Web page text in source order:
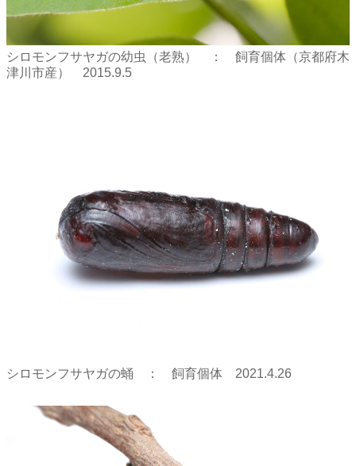
シロモンフサヤガの幼虫（老熟） ： 飼育個体（京都府木
津川市産） 2015.9.5
シロモンフサヤガの蛹 ： 飼育個体 2021.4.26